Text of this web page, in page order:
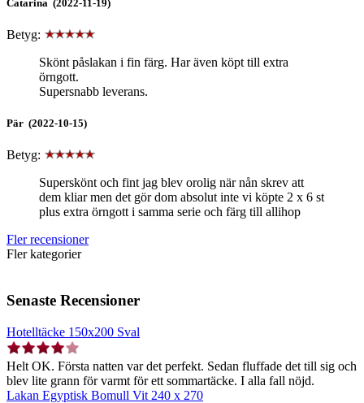
Catarina (2022-11-19)
Betyg:
Skönt påslakan i fin färg. Har även köpt till extra
örngott.
Supersnabb leverans.
Pär (2022-10-15)
Betyg:
Superskönt och fint jag blev orolig när nån skrev att
dem kliar men det gör dom absolut inte vi köpte 2 x 6 st
plus extra örngott i samma serie och färg till allihop
Fler recensioner
Fler kategorier
Senaste Recensioner
Hotelltäcke 150x200 Sval
Helt OK. Första natten var det perfekt. Sedan fluffade det till sig och
blev lite grann för varmt för ett sommartäcke. I alla fall nöjd.
Lakan Egyptisk Bomull Vit 240 x 270